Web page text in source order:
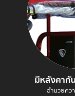
มีหลังคากั
อำนวยคว